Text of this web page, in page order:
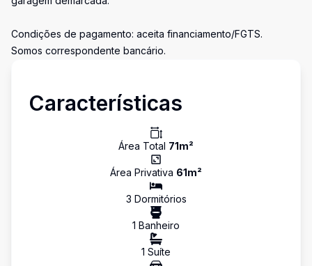
Condições de pagamento: aceita financiamento/FGTS.
Somos correspondente bancário.
Características
Área Total 71m²
Área Privativa 61m²
3 Dormitórios
1 Banheiro
1 Suíte